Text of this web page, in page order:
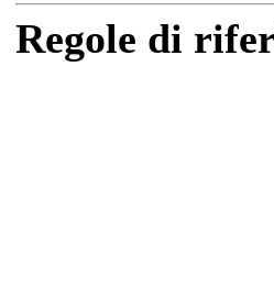
Regole di